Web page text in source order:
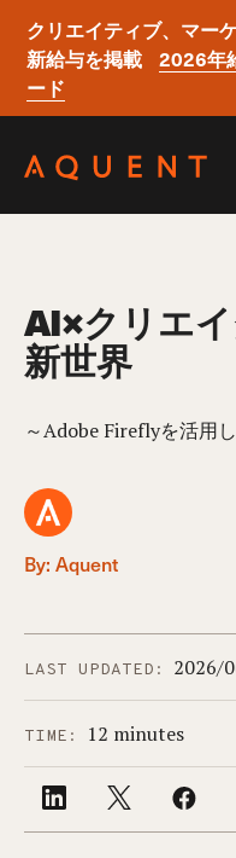
クリエイティブ、マー
新給与を掲載
2026年
ード
AI×クリエ
新世界
By: Aquent
～Adobe Fireflyを活用
LAST UPDATED: 2026/
TIME: 12 minutes